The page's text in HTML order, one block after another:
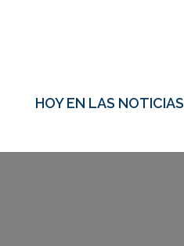
HOY EN LAS NOTICIAS